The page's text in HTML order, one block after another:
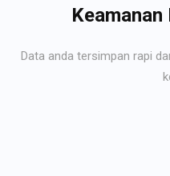
Data anda tersimpan rapi